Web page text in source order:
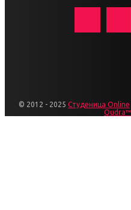
© 2012 - 2025 Студеница Online
Qudra™